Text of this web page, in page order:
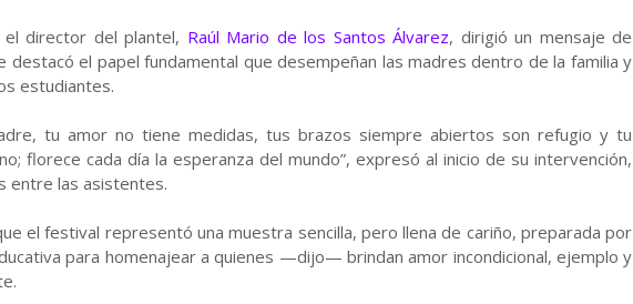
director del plantel, Raúl Mario de los Santos Álvarez, dirigió un mensaje de
destacó el papel fundamental que desempeñan las madres dentro de la familia y
estudiantes.
tu amor no tiene medidas, tus brazos siempre abiertos son refugio y tu
florece cada día la esperanza del mundo”, expresó al inicio de su intervención,
entre las asistentes.
el festival representó una muestra sencilla, pero llena de cariño, preparada por
para homenajear a quienes —dijo— brindan amor incondicional, ejemplo y